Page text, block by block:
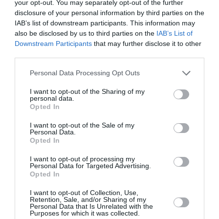
your opt-out. You may separately opt-out of the further
disclosure of your personal information by third parties on the
IAB’s list of downstream participants. This information may
also be disclosed by us to third parties on the IAB’s List of
Downstream Participants that may further disclose it to other
Personal Data Processing Opt Outs
I want to opt-out of the Sharing of my
personal data.
Opted In
I want to opt-out of the Sale of my
Personal Data.
Opted In
I want to opt-out of processing my
Personal Data for Targeted Advertising.
Opted In
I want to opt-out of Collection, Use,
Retention, Sale, and/or Sharing of my
Personal Data that Is Unrelated with the
Purposes for which it was collected.
Θέατρο Πόρτα
Eισιτήρια:
viva.gr, 11876, SevenSpots, Reload Stores, Media
Markt, Βιβλιοπωλεία Ευριπίδης, Τεχνόπολη Δήμου
Αθηναίων, Αθηνόραμα, Viva Kiosk
Πληροφορίες / Κρατήσεις:
www.porta-theatre.gr
μάθετε πρώτοι όλες τις ειδήσεις